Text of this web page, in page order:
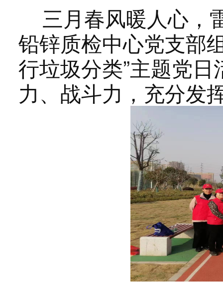
三月春风暖人心，
铅锌质检中心党支部
行垃圾分类”主题党
力、战斗力，充分发